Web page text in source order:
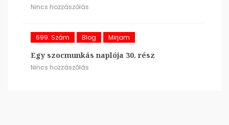
Nincs hozzászólás
699. Szám Blog Mirjam
Egy szocmunkás naplója 30. rész
Nincs hozzászólás